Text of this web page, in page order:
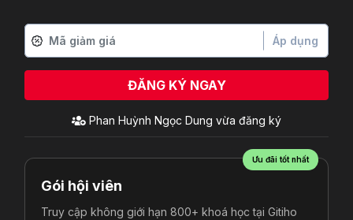
Áp dụng
ĐĂNG KÝ NGAY
Phan Huỳnh Ngọc Dung vừa đăng ký
Ưu đãi tốt nhất
Gói hội viên
Truy cập không giới hạn 800+ khoá học tại Gitiho